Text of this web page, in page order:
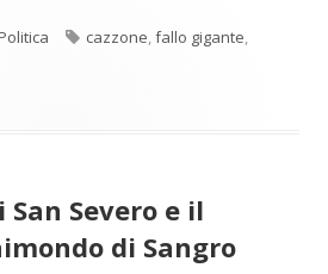
Tag
cazzone fallo gigante
Severo e il
di Sangro